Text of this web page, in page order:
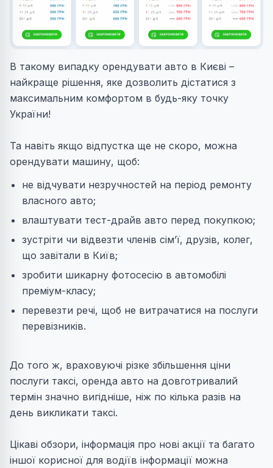
В такому випадку орендувати авто в Києві –
найкраще рішення, яке дозволить дістатися з
максимальним комфортом в будь-яку точку
України!
Та навіть якщо відпустка ще не скоро, можна
орендувати машину, щоб:
не відчувати незручностей на період ремонту
власного авто;
влаштувати тест-драйв авто перед покупкою;
зустріти чи відвезти членів сім’ї, друзів, колег,
що завітали в Київ;
зробити шикарну фотосесію в автомобілі
преміум-класу;
перевезти речі, щоб не витрачатися на послуги
перевізників.
До того ж, враховуючі різке збільшення ціни
послуги таксі, оренда авто на довготривалий
термін значно вигідніше, ніж по кілька разів на
день викликати таксі.
Цікаві обзори, інформація про нові акції та багато
іншої корисної для водіїв інформації можна